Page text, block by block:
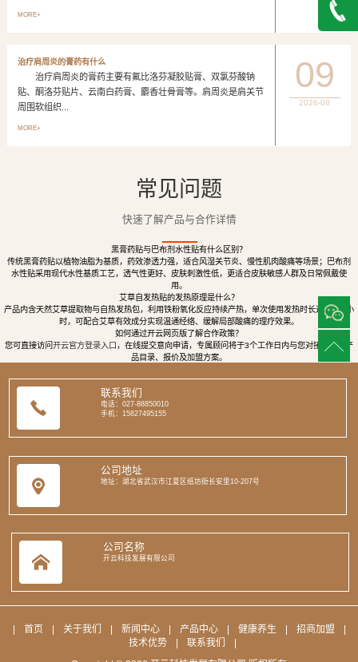
MORE+
治疗肩周炎的膏药有什么
治疗肩周炎的膏药主要有氟比洛芬凝胶贴膏、双氯芬酸钠
贴、酮洛芬贴片、云南白药膏、麝香壮骨膏等。肩周炎是肩关节
周围软组织...
MORE+
09
2026-08
常见问题
快速了解产品与合作详情
黑膏药贴与巴布剂水性贴有什么区别？
传统黑膏药贴以植物油脂为基质，药效渗透力强，适合风湿关节炎、慢性肌肉酸痛等场景；巴布剂
水性贴采用现代水性基质工艺，透气性更好、皮肤刺激性低，更适合皮肤敏感人群及日常佩戴使
用。
艾草自发热贴的发热原理是什么？
产品内含天然艾草提取物与自热发热包，利用铁粉氧化反应持续产热，单次使用发热时长达8至12小
时，可配合艾草有效成分实现温通经络、缓解局部酸痛的理疗效果。
如何通过开云网页版了解合作政策？
您可直接访问 开云官方登录入口，在线提交意向申请，专属顾问将于3个工作日内与您对接，提供产
品目录、报价及加盟方案。
联系我们
电话：027-88850010
手机：15827495155
公司地址
地址：湖北省武汉市江夏区纸坊街长安里10-207号
公司名称
开云科技发展有限公司
首页 关于我们 新闻中心 产品中心 健康养生 招商加盟
技术优势
联系我们
QQ在